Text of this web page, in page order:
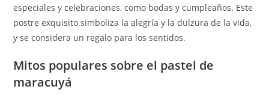
especiales y celebraciones, como bodas y cumpleaños. Este
postre exquisito simboliza la alegría y la dulzura de la vida,
y se considera un regalo para los sentidos.
Mitos populares sobre el pastel de
maracuyá